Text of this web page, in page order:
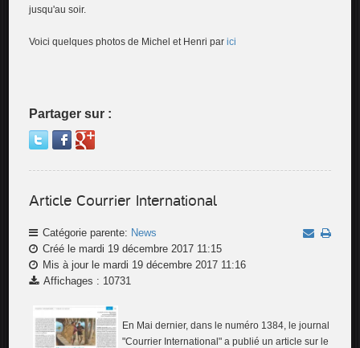
jusqu'au soir.
Voici quelques photos de Michel et Henri parici
Partager sur :
Article Courrier International
Catégorie parente: News
Créé le mardi 19 décembre 2017 11:15
Mis à jour le mardi 19 décembre 2017 11:16
Affichages : 10731
En Mai dernier, dans le numéro 1384, le journal
"Courrier International" a publié un article sur le